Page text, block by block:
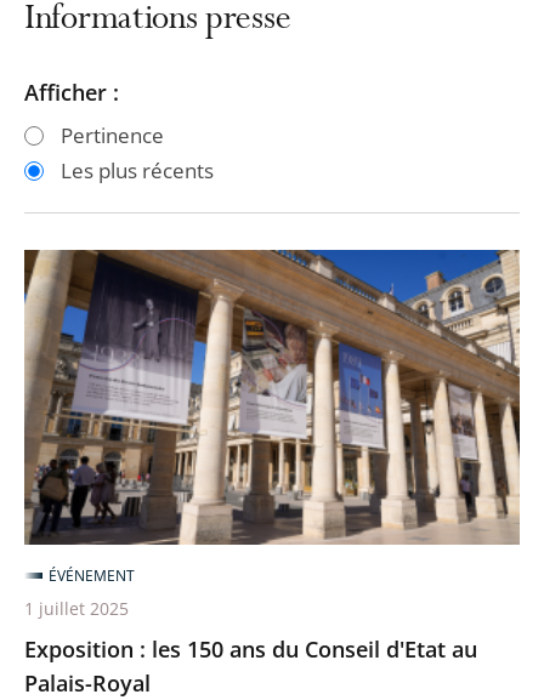
Informations presse
Passer
les
filtres
après
Passer
les
filtres
avant
Afficher :
Pertinence
Les plus récents
Exposition
:
les
150
ans
du
Conseil
d'Etat
au
Palais-
Royal
Exposition : les 150 ans du Conseil d'Etat au
Palais-Royal
ÉVÉNEMENT
1 juillet 2025